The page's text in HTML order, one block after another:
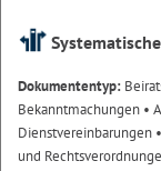
Dokumententyp:
Bekanntmachungen •
Dienstvereinbarungen
und